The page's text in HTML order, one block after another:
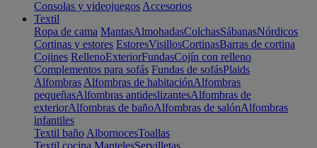
Consolas y videojuegos Accesorios
Textil
Ropa de cama MantasAlmohadasColchasSábanasNórdicos
Cortinas y estores EstoresVisillosCortinasBarras de cortina
Cojines RellenoExteriorFundasCojín con relleno
Complementos para sofás Fundas de sofásPlaids
Alfombras Alfombras de habitaciónAlfombras
pequeñasAlfombras antideslizantesAlfombras de
exteriorAlfombras de bañoAlfombras de salónAlfombras
infantiles
Textil baño AlbornocesToallas
Textil cocina MantelesServilletas